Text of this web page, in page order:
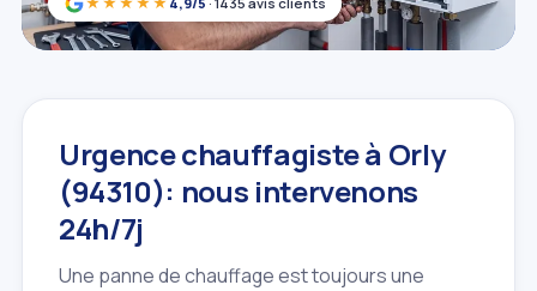
Urgence chauffagiste à Orly
(94310): nous intervenons
24h/7j
Une panne de chauffage est toujours une